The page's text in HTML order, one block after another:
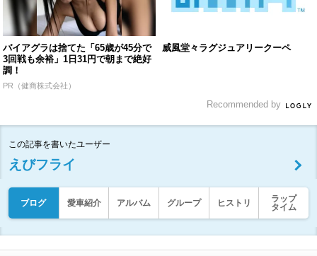
バイアグラは捨てた「65歳が45分で
3回戦も余裕」1日31円で朝まで絶好
調！
PR（健商株式会社）
威風堂々ラグジュアリークーペ
Recommended by
この記事を書いたユーザー
えびフライ
ブログ 愛車紹介 アルバム グループ ヒストリ
ラップ
タイム